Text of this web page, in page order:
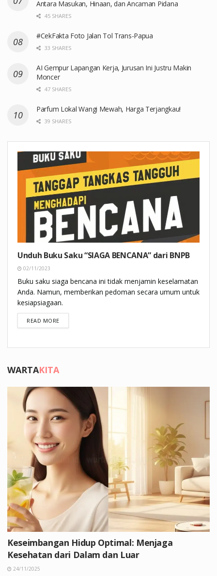
Antara Masukan, Hinaan, dan Ancaman Pidana
45 SHARES
#CekFakta Foto Jalan Tol Trans-Papua
33 SHARES
AI Gempur Lapangan Kerja, Jurusan Ini Justru Makin
Moncer
47 SHARES
Parfum Lokal Wangi Mewah, Harga Terjangkau!
39 SHARES
Unduh Buku Saku “SIAGA BENCANA” dari BNPB
02/11/2023
Buku saku siaga bencana ini tidak menjamin keselamatan
Anda. Namun, memberikan pedoman secara umum untuk
kesiapsiagaan.
READ MOREDETAILS
WARTAKITA
Keseimbangan Hidup Optimal: Menjaga
Kesehatan dari Dalam dan Luar
24/11/2025